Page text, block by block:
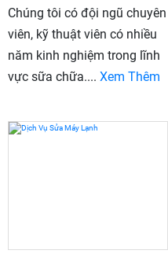
Chúng tôi có đội ngũ chuyên
viên, kỹ thuật viên có nhiều
năm kinh nghiệm trong lĩnh
vực sữa chữa.... Xem Thêm